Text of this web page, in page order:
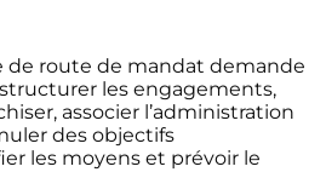
de route de mandat demande
les engagements,
associer l’administration
des objectifs
les moyens et prévoir le